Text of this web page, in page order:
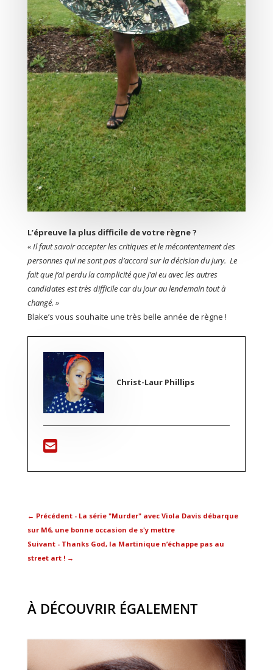
L’épreuve la plus difficile de votre règne ?
« Il faut savoir accepter les critiques et le mécontentement des
personnes qui ne sont pas d’accord sur la décision du jury. Le
fait que j’ai perdu la complicité que j’ai eu avec les autres
candidates est très difficile car du jour au lendemain tout à
changé. »
Blake’s vous souhaite une très belle année de règne !
Christ-Laur Phillips
← Précédent - La série "Murder" avec Viola Davis débarque
sur M6, une bonne occasion de s'y mettre
Suivant - Thanks God, la Martinique n’échappe pas au
street art !→
À DÉCOUVRIR ÉGALEMENT